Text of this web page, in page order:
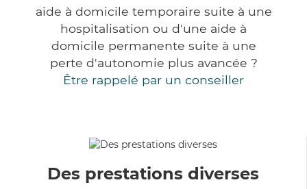
aide à domicile temporaire suite à une
hospitalisation ou d'une aide à
domicile permanente suite à une
perte d'autonomie plus avancée ?
Être rappelé par un conseiller
Des prestations diverses